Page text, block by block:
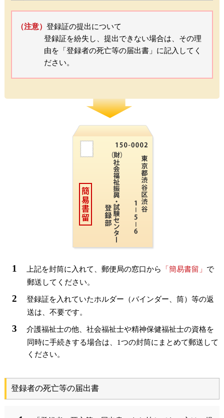
（注意） 登録証の提出について
登録証を紛失し、提出できない場合は、その理
由を「登録者の死亡等の届出書」に記入してく
ださい。
上記を封筒に入れて、郵便局の窓口から 「簡易書留」 で
郵送してください。
登録証を入れていたホルダー（バインダー、筒）等の返
送は、不要です。
介護福祉士の他、社会福祉士や精神保健福祉士の資格を
同時に手続きする場合は、1つの封筒にまとめて郵送して
ください。
登録者の死亡等の届出書